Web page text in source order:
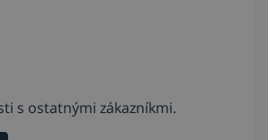
s ostatnými zákazníkmi.